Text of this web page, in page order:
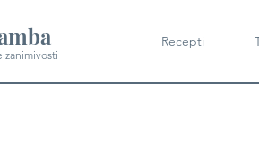
zanimivosti
Recepti